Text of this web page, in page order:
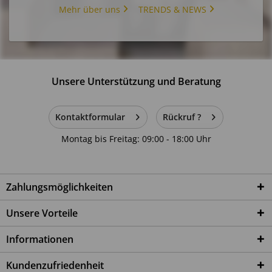
Mehr über uns TRENDS & NEWS
Unsere Unterstützung und Beratung
Kontaktformular
Rückruf ?
Montag bis Freitag: 09:00 - 18:00 Uhr
Zahlungsmöglichkeiten
Unsere Vorteile
Informationen
Kundenzufriedenheit